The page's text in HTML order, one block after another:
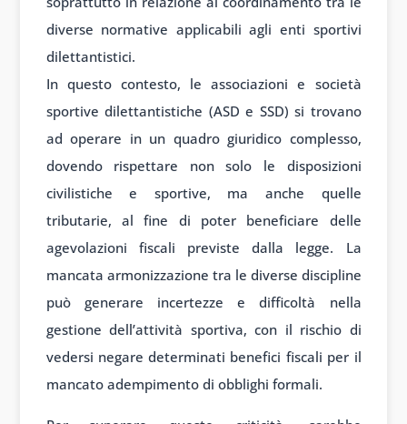
diverse normative applicabili agli enti sportivi
dilettantistici.
In questo contesto, le associazioni e società
sportive dilettantistiche (ASD e SSD) si trovano
ad operare in un quadro giuridico complesso,
dovendo rispettare non solo le disposizioni
civilistiche e sportive, ma anche quelle
tributarie, al fine di poter beneficiare delle
agevolazioni fiscali previste dalla legge. La
mancata armonizzazione tra le diverse discipline
può generare incertezze e difficoltà nella
gestione dell’attività sportiva, con il rischio di
vedersi negare determinati benefici fiscali per il
mancato adempimento di obblighi formali.